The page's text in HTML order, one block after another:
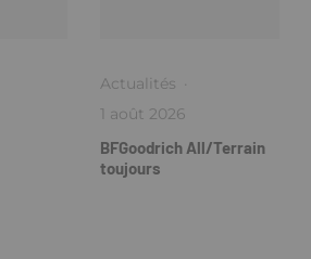
Actualités ·
1 août 2026
BFGoodrich All/Terrain
toujours